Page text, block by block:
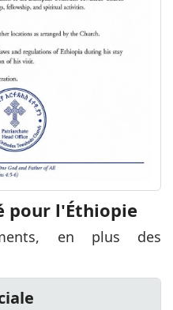
pour l'Éthiopie
en plus des